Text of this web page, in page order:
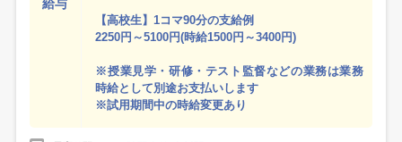
給与
【高校生】1コマ90分の支給例
2250円～5100円(時給1500円～3400円)
※授業見学・研修・テスト監督などの業務は業務
時給として別途お支払いします
※試用期間中の時給変更あり